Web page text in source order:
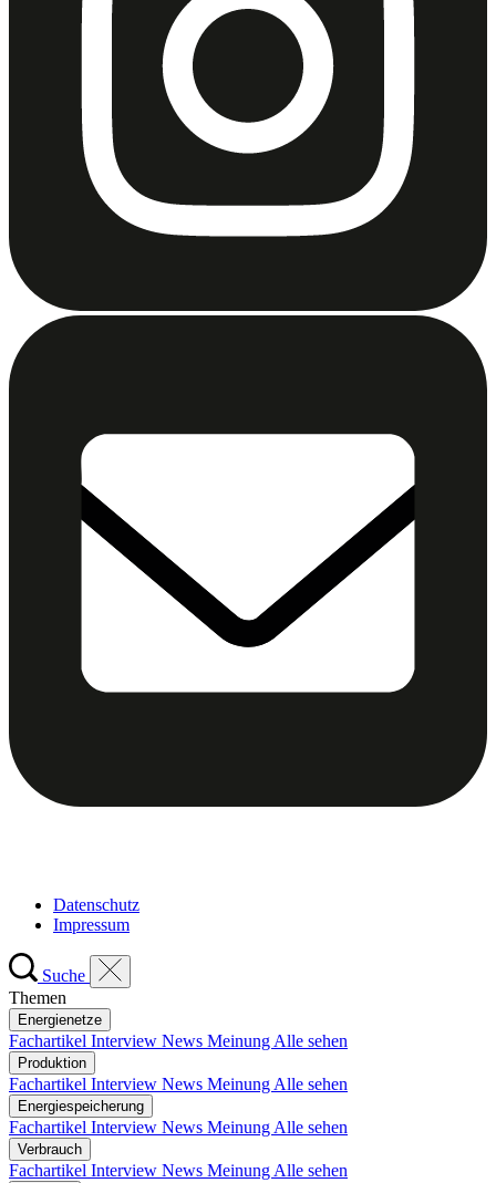
Datenschutz
Impressum
Suche
Themen
Energienetze
Fachartikel Interview News Meinung Alle sehen
Produktion
Fachartikel Interview News Meinung Alle sehen
Energiespeicherung
Fachartikel Interview News Meinung Alle sehen
Verbrauch
Fachartikel Interview News Meinung Alle sehen